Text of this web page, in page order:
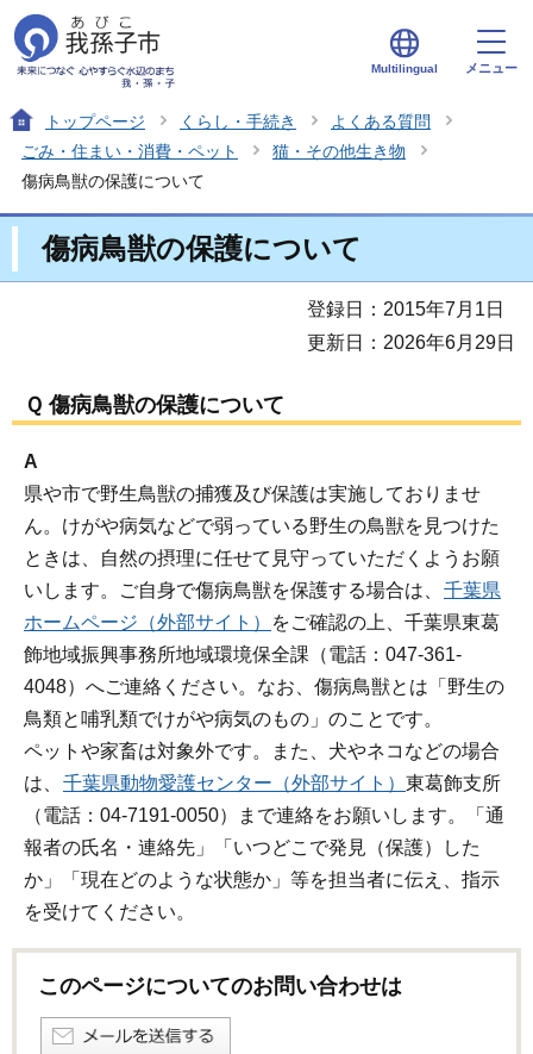
Multilingual メニュー
トップページ くらし・手続き
よくある質問
ごみ・住まい・消費・ペット
猫・その他生き物
傷病鳥獣の保護について
傷病鳥獣の保護について
登録日：2015年7月1日
更新日：2026年6月29日
Ｑ 傷病鳥獣の保護について
A
県や市で野生鳥獣の捕獲及び保護は実施しておりませ
ん。けがや病気などで弱っている野生の鳥獣を見つけた
ときは、自然の摂理に任せて見守っていただくようお願
いします。ご自身で傷病鳥獣を保護する場合は、 千葉県
ホームページ（外部サイト）
をご確認の上、千葉県東葛
飾地域振興事務所地域環境保全課（電話：047-361-
4048）へご連絡ください。なお、傷病鳥獣とは「野生の
鳥類と哺乳類でけがや病気のもの」のことです。
ペットや家畜は対象外です。また、犬やネコなどの場合
は、 千葉県動物愛護センター（外部サイト） 東葛飾支所
（電話：04-7191-0050）まで連絡をお願いします。「通
報者の氏名・連絡先」「いつどこで発見（保護）した
か」「現在どのような状態か」等を担当者に伝え、指示
を受けてください。
このページについてのお問い合わせは